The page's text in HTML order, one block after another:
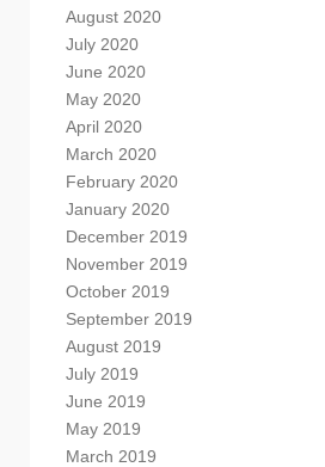
August 2020
July 2020
June 2020
May 2020
April 2020
March 2020
February 2020
January 2020
December 2019
November 2019
October 2019
September 2019
August 2019
July 2019
June 2019
May 2019
March 2019